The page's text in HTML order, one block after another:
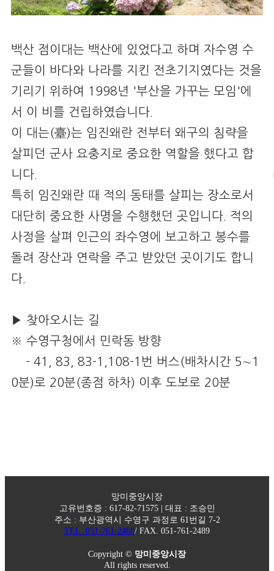
백산 점이대는 백산에 있었다고 하며 자수영 수
군들이 바다와 나라를 지킨 전초기지였다는 것을
기리기 위하여 1998년 '부산을 가꾸는 모임'에
서 이 비를 건립하였습니다.
이 대는(臺)는 임진왜란 전부터 왜구의 침략을
살피던 군사 요충지로 중요한 역할을 했다고 합
니다.
특히 임진왜란 때 적의 동태를 살피는 장소로서
대단히 중요한 사명을 수행했던 곳입니다. 적의
사정을 살펴 인근의 좌수영에 보고하고 봉수를
돌려 장산과 연락을 주고 받았던 곳이기도 합니
다.
▶ 찾아오시는 길
※ 수영구청에서 민락동 방향
- 41, 83, 83-1,108-1번 버스(배차시간 5∼1
0분)로 20분(종점 하차) 이후 도보로 20분
망미중앙시장
고유번호증 : 617-82-71575 | 대표 : 조승민
주소 : 부산광역시 수영구 과정로 61번길 7-2​
TEL. 051-761-2488/ FAX. 051-761-2489
Copyright © 망미중앙시장
All rights reserved.